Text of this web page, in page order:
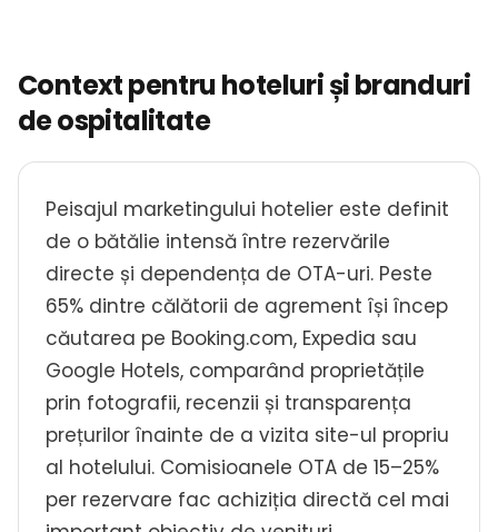
Context pentru hoteluri și branduri
de ospitalitate
Peisajul marketingului hotelier este definit
de o bătălie intensă între rezervările
directe și dependența de OTA-uri. Peste
65% dintre călătorii de agrement își încep
căutarea pe Booking.com, Expedia sau
Google Hotels, comparând proprietățile
prin fotografii, recenzii și transparența
prețurilor înainte de a vizita site-ul propriu
al hotelului. Comisioanele OTA de 15–25%
per rezervare fac achiziția directă cel mai